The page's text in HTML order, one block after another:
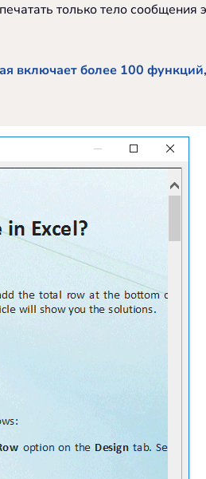
только тело сообщения
включает более 100